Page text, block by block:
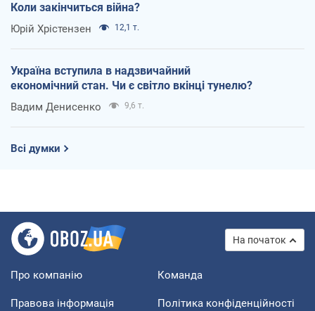
Коли закінчиться війна?
Юрій Хрістензен 12,1 т.
Україна вступила в надзвичайний
економічний стан. Чи є світло вкінці тунелю?
Вадим Денисенко 9,6 т.
Всі думки
На початок
Про компанію Команда
Правова інформація Політика конфіденційності